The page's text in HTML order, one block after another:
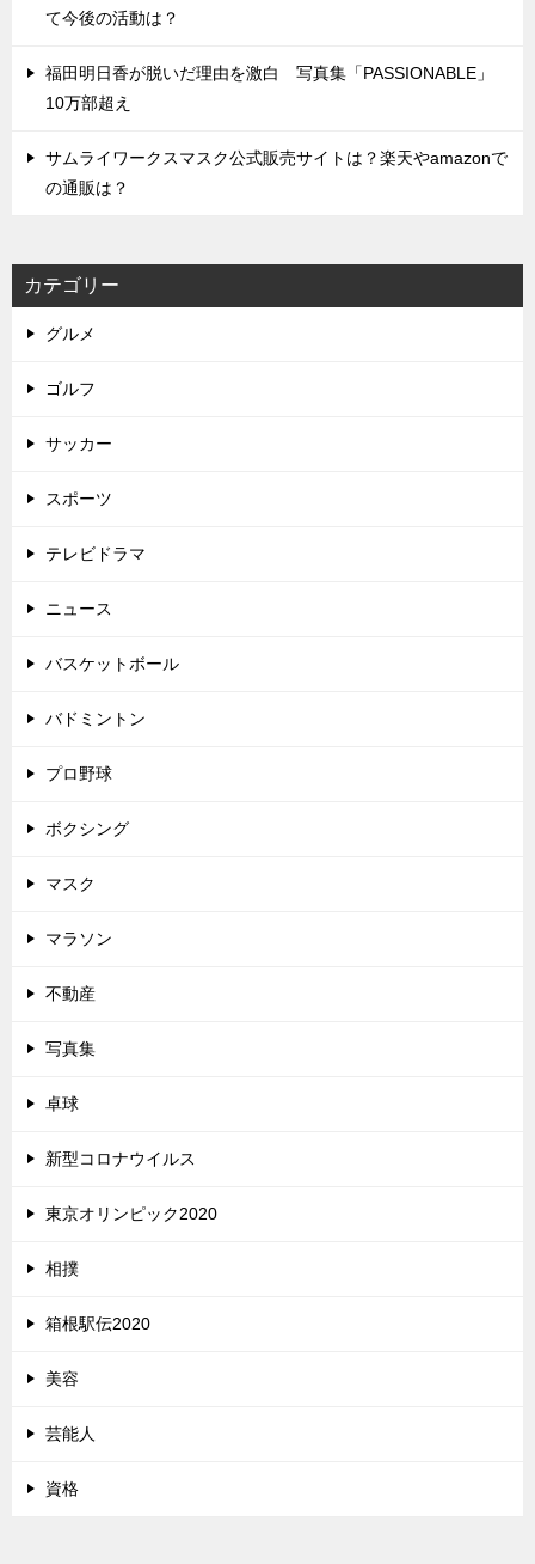
て今後の活動は？
福田明日香が脱いだ理由を激白 写真集「PASSIONABLE」
10万部超え
サムライワークスマスク公式販売サイトは？楽天やamazonで
の通販は？
カテゴリー
グルメ
ゴルフ
サッカー
スポーツ
テレビドラマ
ニュース
バスケットボール
バドミントン
プロ野球
ボクシング
マスク
マラソン
不動産
写真集
卓球
新型コロナウイルス
東京オリンピック2020
相撲
箱根駅伝2020
美容
芸能人
資格